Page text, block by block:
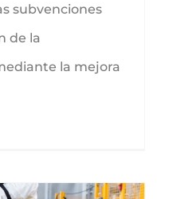
subvenciones
de la
la mejora